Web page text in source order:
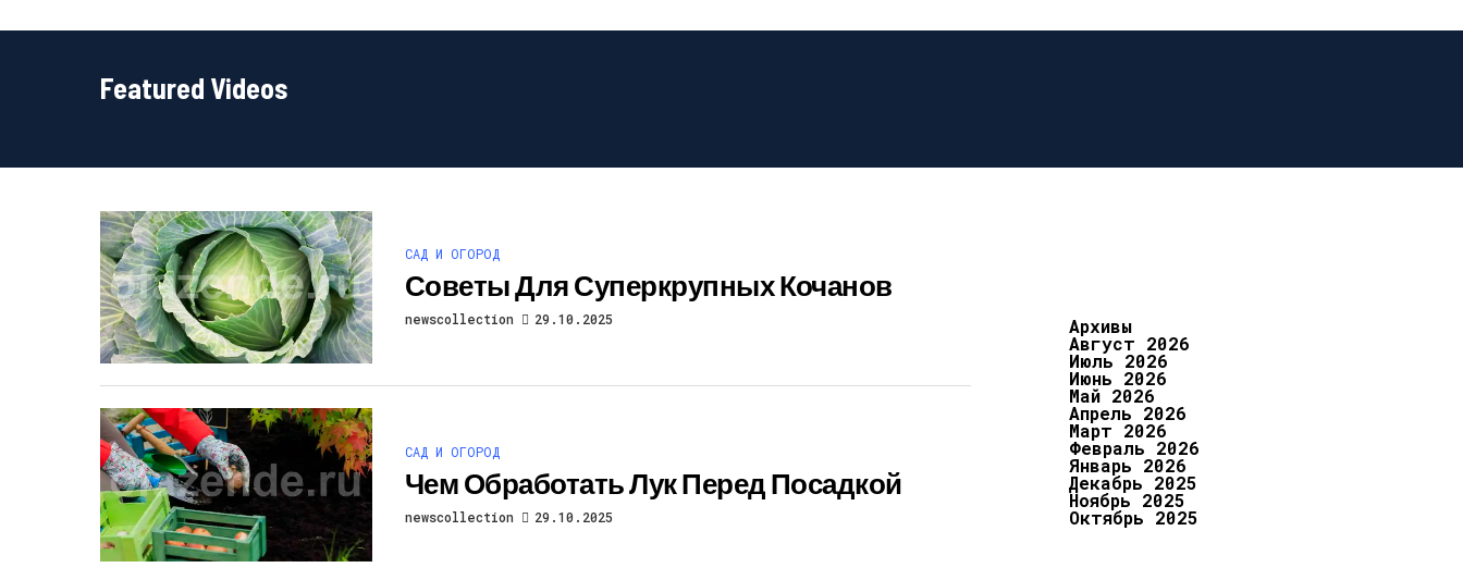
Featured Videos
САД И ОГОРОД
Советы Для Суперкрупных Кочанов
newscollection 29.10.2025
САД И ОГОРОД
Чем Обработать Лук Перед Посадкой
newscollection 29.10.2025
Архивы
Август 2026
Июль 2026
Июнь 2026
Май 2026
Апрель 2026
Март 2026
Февраль 2026
Январь 2026
Декабрь 2025
Ноябрь 2025
Октябрь 2025